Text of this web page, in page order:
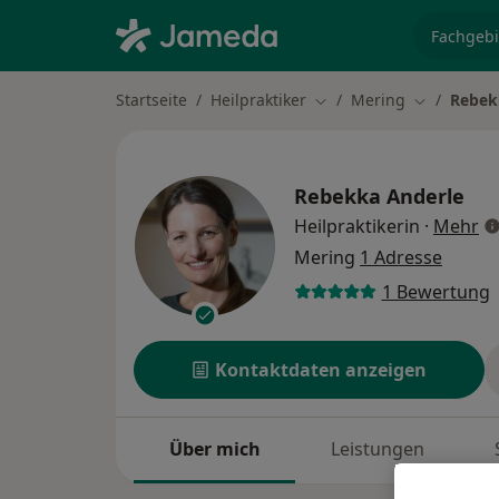
Startseite Heilpraktiker Stadt ändern
Mering Stadt
Rebekka Anderle
Heilpraktikerin · Mehr
Mering 1 Adresse
1 Bewertung
Kontaktdaten anzeigen
Über mich Leistungen